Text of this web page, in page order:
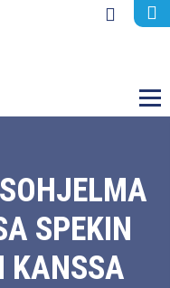
SPEKIN
KANSSA